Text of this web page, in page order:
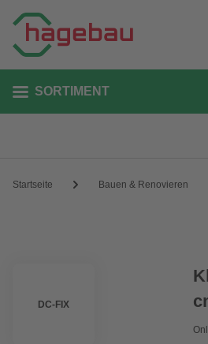
SORTIMENT
Startseite Bauen & Renovieren
DC-FIX